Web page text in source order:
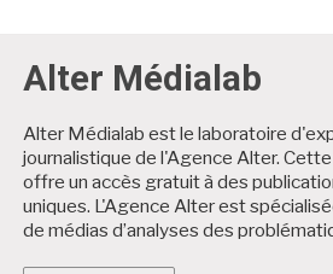
Alter Médialab
Alter Médialab est le laboratoire
journalistique de l'Agence Alter.
offre un accès gratuit à des
uniques. L'Agence Alter est
de médias d’analyses des